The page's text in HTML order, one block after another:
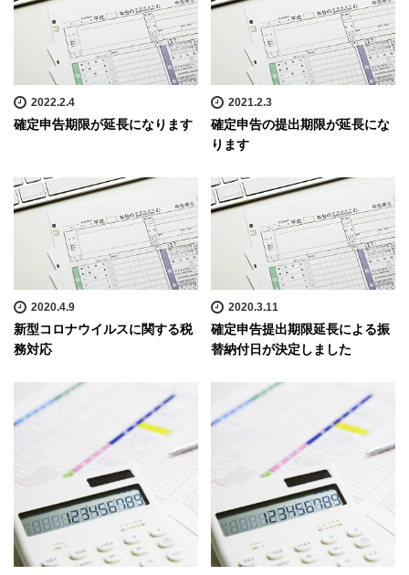
2022.2.4
確定申告期限が延長になります
2021.2.3
確定申告の提出期限が延長にな
ります
2020.4.9
新型コロナウイルスに関する税
務対応
2020.3.11
確定申告提出期限延長による振
替納付日が決定しました